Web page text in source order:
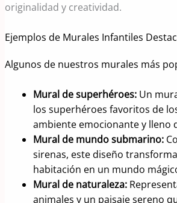
originalidad y creatividad.
Ejemplos de Murales Infantiles
Algunos de nuestros murales más
Mural de superhéroes:Un
los superhéroes favoritos de
ambiente emocionante y lleno
Mural de mundo submarino:
sirenas, este diseño
habitación en un mundo
Mural de naturaleza:
animales y un paisaje sereno